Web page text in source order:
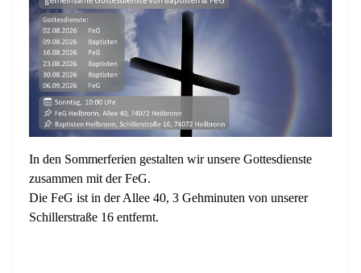
In den Sommerferien gestalten wir unsere Gottesdienste
zusammen mit der FeG.
Die FeG ist in der Allee 40, 3 Gehminuten von unserer
Schillerstraße 16 entfernt.